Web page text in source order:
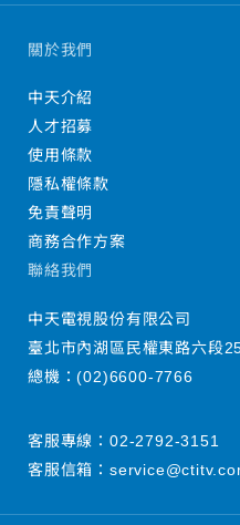
關於我們
中天介紹
人才招募
使用條款
隱私權條款
免責聲明
商務合作方案
聯絡我們
中天電視股份有限公司
臺北市內湖區民權東路六段
總機：(02)6600-7766
客服專線： 02-2792-3151
客服信箱：